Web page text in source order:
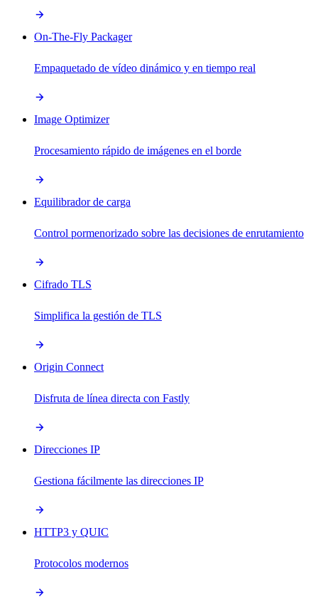
On-The-Fly Packager
Empaquetado de vídeo dinámico y en tiempo real
Image Optimizer
Procesamiento rápido de imágenes en el borde
Equilibrador de carga
Control pormenorizado sobre las decisiones de enrutamiento
Cifrado TLS
Simplifica la gestión de TLS
Origin Connect
Disfruta de línea directa con Fastly
Direcciones IP
Gestiona fácilmente las direcciones IP
HTTP3 y QUIC
Protocolos modernos